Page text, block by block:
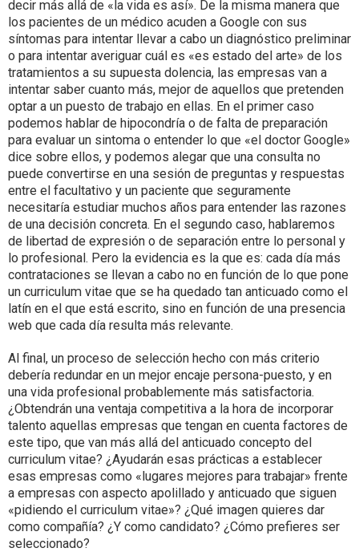
decir más allá de «la vida es así». De la misma manera que
los pacientes de un médico acuden a Google con sus
síntomas para intentar llevar a cabo un diagnóstico preliminar
o para intentar averiguar cuál es «es estado del arte» de los
tratamientos a su supuesta dolencia, las empresas van a
intentar saber cuanto más, mejor de aquellos que pretenden
optar a un puesto de trabajo en ellas. En el primer caso
podemos hablar de hipocondría o de falta de preparación
para evaluar un sintoma o entender lo que «el doctor Google»
dice sobre ellos, y podemos alegar que una consulta no
puede convertirse en una sesión de preguntas y respuestas
entre el facultativo y un paciente que seguramente
necesitaría estudiar muchos años para entender las razones
de una decisión concreta. En el segundo caso, hablaremos
de libertad de expresión o de separación entre lo personal y
lo profesional. Pero la evidencia es la que es: cada día más
contrataciones se llevan a cabo no en función de lo que pone
un curriculum vitae que se ha quedado tan anticuado como el
latín en el que está escrito, sino en función de una presencia
web que cada día resulta más relevante.
Al final, un proceso de selección hecho con más criterio
debería redundar en un mejor encaje persona-puesto, y en
una vida profesional probablemente más satisfactoria.
¿Obtendrán una ventaja competitiva a la hora de incorporar
talento aquellas empresas que tengan en cuenta factores de
este tipo, que van más allá del anticuado concepto del
curriculum vitae? ¿Ayudarán esas prácticas a establecer
esas empresas como «lugares mejores para trabajar» frente
a empresas con aspecto apolillado y anticuado que siguen
«pidiendo el curriculum vitae»? ¿Qué imagen quieres dar
como compañía? ¿Y como candidato? ¿Cómo prefieres ser
seleccionado?